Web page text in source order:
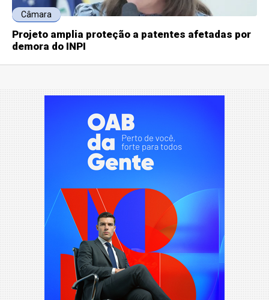
Câmara
Projeto amplia proteção a patentes afetadas por
demora do INPI